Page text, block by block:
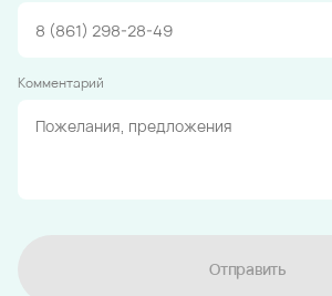
Комментарий
Отправить